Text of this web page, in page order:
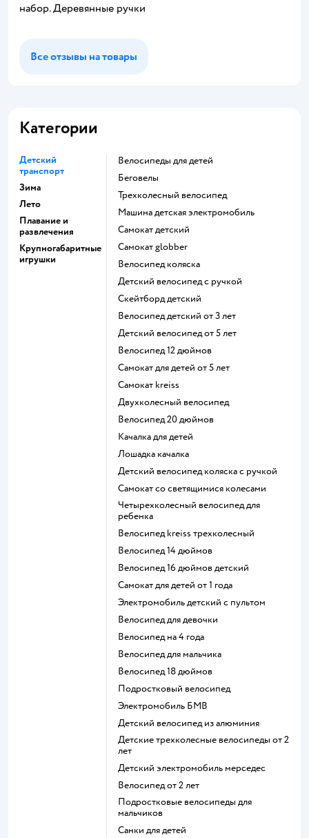
набор. Деревянные ручки
Все отзывы на товары
Категории
Детский
транспорт
Зима
Лето
Плавание и
развлечения
Крупногабаритные
игрушки
Велосипеды для детей
Беговелы
Трехколесный велосипед
Машина детская электромобиль
Самокат детский
Самокат globber
Велосипед коляска
Детский велосипед с ручкой
Скейтборд детский
Велосипед детский от 3 лет
Детский велосипед от 5 лет
Велосипед 12 дюймов
Самокат для детей от 5 лет
Самокат kreiss
Двухколесный велосипед
Велосипед 20 дюймов
Качалка для детей
Лошадка качалка
Детский велосипед коляска с ручкой
Самокат со светящимися колесами
Четырехколесный велосипед для
ребенка
Велосипед kreiss трехколесный
Велосипед 14 дюймов
Велосипед 16 дюймов детский
Самокат для детей от 1 года
Электромобиль детский с пультом
Велосипед для девочки
Велосипед на 4 года
Велосипед для мальчика
Велосипед 18 дюймов
Подростковый велосипед
Электромобиль БМВ
Детский велосипед из алюминия
Детские трехколесные велосипеды от 2
лет
Детский электромобиль мерседес
Велосипед от 2 лет
Подростковые велосипеды для
мальчиков
Санки для детей